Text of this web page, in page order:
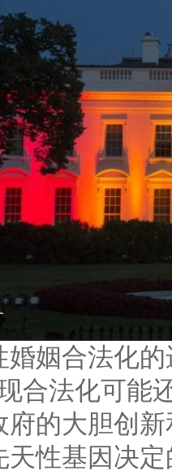
婚姻合法化
合法化可能
府的大胆创
天性基因决